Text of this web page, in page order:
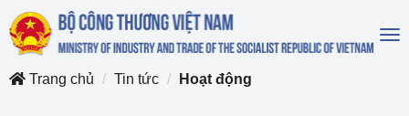
Trang chủ
Tin tức Hoạt động